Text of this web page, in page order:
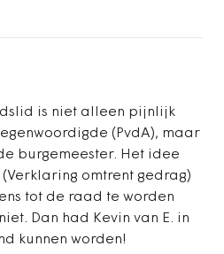
is niet alleen pijnlijk
(PvdA), maar
burgemeester. Het idee
omtrent gedrag)
tot de raad te worden
Dan had Kevin van E. in
kunnen worden!